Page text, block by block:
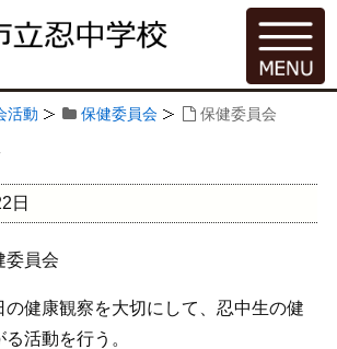
活動 保健委員会 保健委員会
日
委員会
の健康観察を大切にして、忍中生の健
活動を行う。